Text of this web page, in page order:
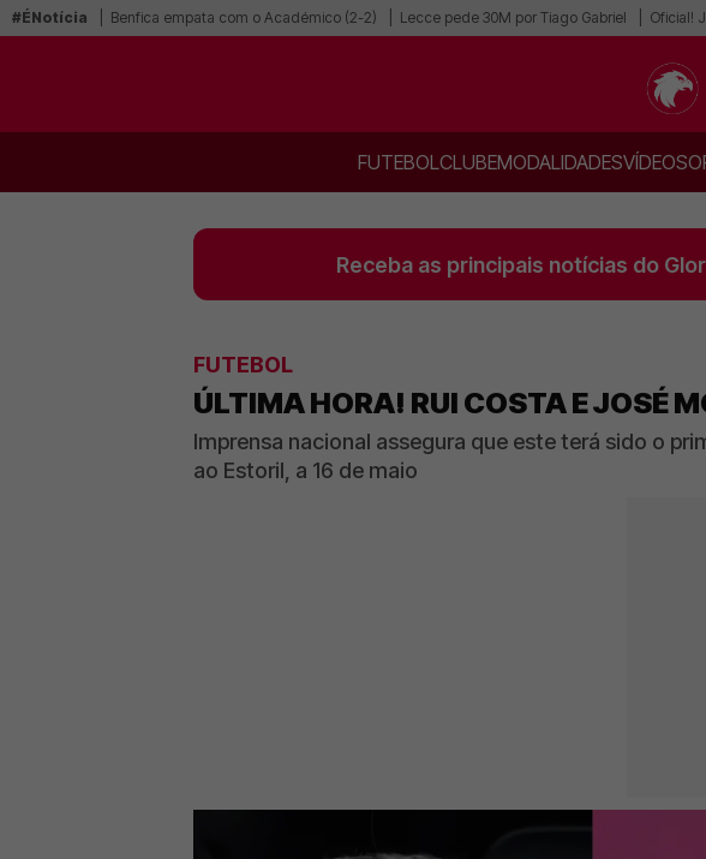
#ÉNotícia Benfica empata com o Académico (2-2) Lecce pede 30M por Tiago Gabriel Oficial!
FUTEBOLCLUBEMODALIDADESVÍDEOS
Receba as principais notícias do
FUTEBOL
ÚLTIMA HORA! RUI COSTA E JOSÉ
Imprensa nacional assegura que este terá sido o
ao Estoril, a 16 de maio